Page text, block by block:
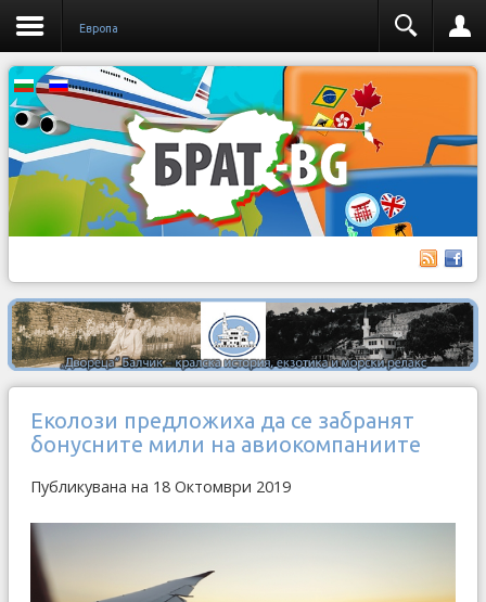
Европа
Еколози предложиха да се забранят
бонусните мили на авиокомпаниите
Публикувана на 18 Октомври 2019